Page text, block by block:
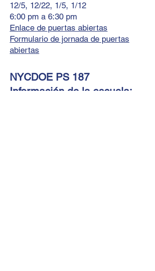
12/5, 12/22, 1/5, 1/12
6:00 pm a 6:30 pm
Enlace de puertas abiertas
Formulario de jornada de puertas
abiertas
NYCDOE PS 187
Información de la escuela: